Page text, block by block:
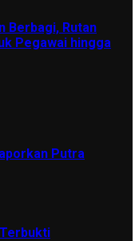
Berbagi, Rutan
Pegawai hingga
Putra